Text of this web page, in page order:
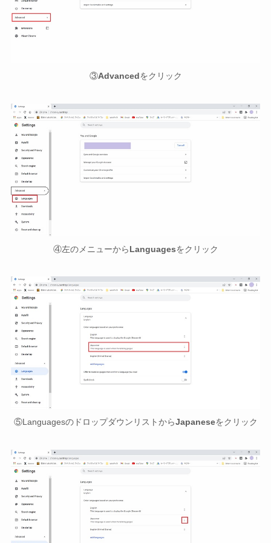
③Advancedをクリック
④左のメニューからLanguagesをクリック
⑤LanguagesのドロップダウンリストからJapaneseをクリック